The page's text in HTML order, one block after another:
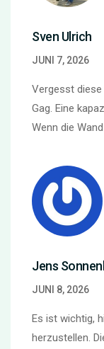
Sven Ulrich
JUNI 7, 2026
Vergesst diese
Gag. Eine
Wenn die
Jens
JUNI 8, 2026
Es ist wichtig,
herzustellen.